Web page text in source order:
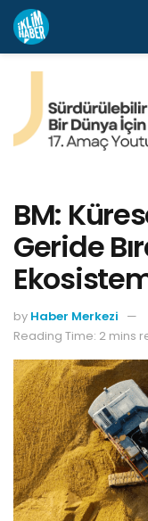
BM:
Geride
by Haber Merkezi
Reading Time: 2 mins